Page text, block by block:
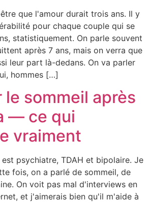
que l'amour durait trois ans. Il y
pour chaque couple qui se
statistiquement. On parle souvent
après 7 ans, mais on verra que
leur part là-dedans. On va parler
hommes […]
le sommeil après
— ce qui
vraiment
psychiatre, TDAH et bipolaire. Je
fois, on a parlé de sommeil, de
On voit pas mal d'interviews en
et j'aimerais bien qu'il m'aide à